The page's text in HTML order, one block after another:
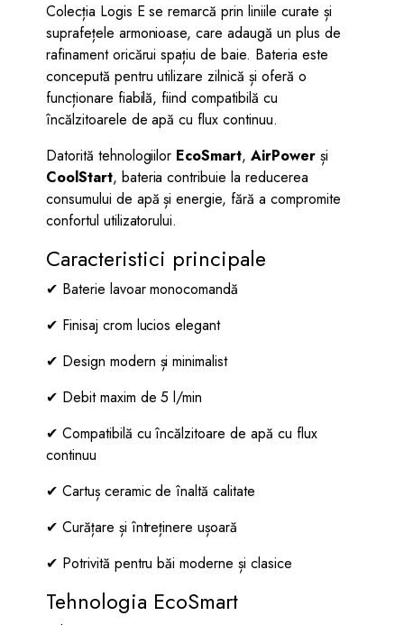
Colecția Logis E se remarcă prin liniile curate și
suprafețele armonioase, care adaugă un plus de
rafinament oricărui spațiu de baie. Bateria este
concepută pentru utilizare zilnică și oferă o
funcționare fiabilă, fiind compatibilă cu
încălzitoarele de apă cu flux continuu.
Datorită tehnologiilor EcoSmart,AirPowerși
CoolStart, bateria contribuie la reducerea
consumului de apă și energie, fără a compromite
confortul utilizatorului.
Caracteristici principale
✔ Baterie lavoar monocomandă
✔ Finisaj crom lucios elegant
✔ Design modern și minimalist
✔ Debit maxim de 5 l/min
✔ Compatibilă cu încălzitoare de apă cu flux
continuu
✔ Cartuș ceramic de înaltă calitate
✔ Curățare și întreținere ușoară
✔ Potrivită pentru băi moderne și clasice
Tehnologia EcoSmart